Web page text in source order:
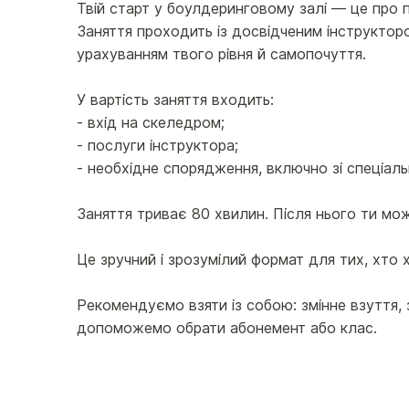
Твій старт у боулдеринговому залі — це про
Заняття проходить із досвідченим
урахуванням твого рівня й самопочуття.
У вартість заняття входить:
- вхід на скеледром;
- послуги інструктора;
- необхідне спорядження, включно зі
Заняття триває 80 хвилин. Після нього ти
Це зручний і зрозумілий формат для тих, хто
Рекомендуємо взяти із собою: змінне
допоможемо обрати абонемент або клас.